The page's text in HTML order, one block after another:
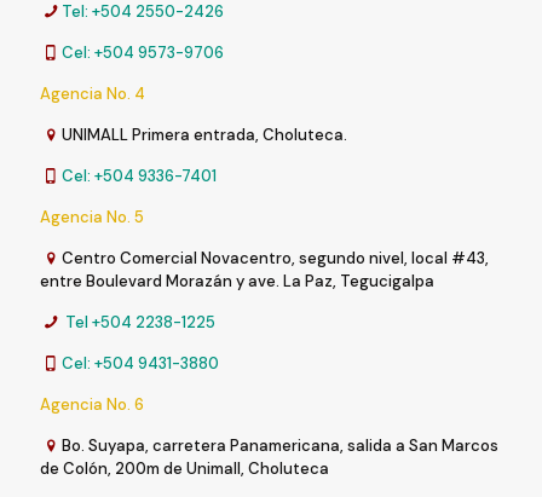
Tel: +504 2550-2426
Cel: +504 9573-9706
Agencia No. 4
UNIMALL Primera entrada, Choluteca.
Cel: +504 9336-7401
Agencia No. 5
Centro Comercial Novacentro, segundo nivel, local #43,
entre Boulevard Morazán y ave. La Paz, Tegucigalpa
Tel +504 2238-1225
Cel: +504 9431-3880
Agencia No. 6
Bo. Suyapa, carretera Panamericana, salida a San Marcos
de Colón, 200m de Unimall, Choluteca